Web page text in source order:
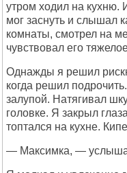
утром ходил на кухню.
мог заснуть и слышал
комнаты, смотрел на
чувствовал его
Однажды я решил
когда решил
залупой. Натягивал
головке. Я закрыл
топтался на кухне.
— Максимка, —